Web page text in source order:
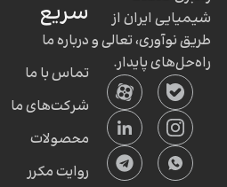
شیمیایی ایران از
طریق نوآوری، تعالی و
راه‌حل‌های پایدار.
سریع
درباره ما
تماس با ما
شرکت‌های ما
محصولات
روایت مکرر